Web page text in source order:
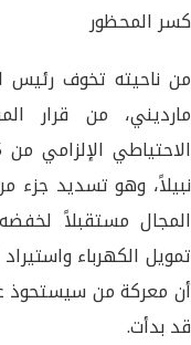
كسر المحظور
من ناحيته تخوف رئيس
مارديني، من قرار
نبيلاً، وهو تسديد جزء
المجال مستقبلاً
تمويل الكهرباء
قد بدأت.